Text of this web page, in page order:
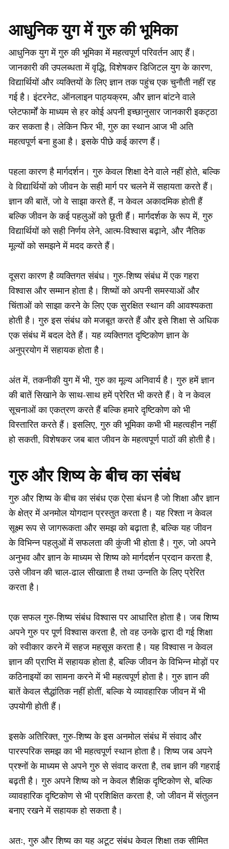
आधुनिक युग में गुरु की भूमिका
आधुनिक युग में गुरु की भूमिका में महत्वपूर्ण परिवर्तन आए हैं।
जानकारी की उपलब्धता में वृद्धि, विशेषकर डिजिटल युग के कारण,
विद्यार्थियों और व्यक्तियों के लिए ज्ञान तक पहुंच एक चुनौती नहीं रह
गई है। इंटरनेट, ऑनलाइन पाठ्यक्रम, और ज्ञान बांटने वाले
प्लेटफार्मों के माध्यम से हर कोई अपनी इच्छानुसार जानकारी इकट्ठा
कर सकता है। लेकिन फिर भी, गुरु का स्थान आज भी अति
महत्वपूर्ण बना हुआ है। इसके पीछे कई कारण हैं।
पहला कारण है मार्गदर्शन। गुरु केवल शिक्षा देने वाले नहीं होते, बल्कि
वे विद्यार्थियों को जीवन के सही मार्ग पर चलने में सहायता करते हैं।
ज्ञान की बातें, जो वे साझा करते हैं, न केवल अकादमिक होती हैं
बल्कि जीवन के कई पहलुओं को छूती हैं। मार्गदर्शक के रूप में, गुरु
विद्यार्थियों को सही निर्णय लेने, आत्म-विश्वास बढ़ाने, और नैतिक
मूल्यों को समझने में मदद करते हैं।
दूसरा कारण है व्यक्तिगत संबंध। गुरु-शिष्य संबंध में एक गहरा
विश्वास और सम्मान होता है। शिष्यों को अपनी समस्याओं और
चिंताओं को साझा करने के लिए एक सुरक्षित स्थान की आवश्यकता
होती है। गुरु इस संबंध को मजबूत करते हैं और इसे शिक्षा से अधिक
एक संबंध में बदल देते हैं। यह व्यक्तिगत दृष्टिकोण ज्ञान के
अनुप्रयोग में सहायक होता है।
अंत में, तकनीकी युग में भी, गुरु का मूल्य अनिवार्य है। गुरु हमें ज्ञान
की बातें सिखाने के साथ-साथ हमें प्रेरित भी करते हैं। वे न केवल
सूचनाओं का एकत्रण करते हैं बल्कि हमारे दृष्टिकोण को भी
विस्तारित करते हैं। इसलिए, गुरु की भूमिका कभी भी महत्वहीन नहीं
हो सकती, विशेषकर जब बात जीवन के महत्वपूर्ण पाठों की होती है।
गुरु और शिष्य के बीच का संबंध
गुरु और शिष्य के बीच का संबंध एक ऐसा बंधन है जो शिक्षा और ज्ञान
के क्षेत्र में अनमोल योगदान प्रस्तुत करता है। यह रिश्ता न केवल
सूक्ष्म रूप से जागरूकता और समझ को बढ़ाता है, बल्कि यह जीवन
के विभिन्न पहलुओं में सफलता की कुंजी भी होता है। गुरु, जो अपने
अनुभव और ज्ञान के माध्यम से शिष्य को मार्गदर्शन प्रदान करता है,
उसे जीवन की चाल-ढाल सीखाता है तथा उन्नति के लिए प्रेरित
करता है।
एक सफल गुरु-शिष्य संबंध विश्वास पर आधारित होता है। जब शिष्य
अपने गुरु पर पूर्ण विश्वास करता है, तो वह उनके द्वारा दी गई शिक्षा
को स्वीकार करने में सहज महसूस करता है। यह विश्वास न केवल
ज्ञान की प्राप्ति में सहायक होता है, बल्कि जीवन के विभिन्न मोड़ों पर
कठिनाइयों का सामना करने में भी महत्वपूर्ण होता है। गुरु ज्ञान की
बातें केवल सैद्धांतिक नहीं होतीं, बल्कि ये व्यावहारिक जीवन में भी
उपयोगी होती हैं।
इसके अतिरिक्त, गुरु-शिष्य के इस अनमोल संबंध में संवाद और
पारस्परिक समझ का भी महत्वपूर्ण स्थान होता है। शिष्य जब अपने
प्रश्नों के माध्यम से अपने गुरु से संवाद करता है, तब ज्ञान की गहराई
बढ़ती है। गुरु अपने शिष्य को न केवल शैक्षिक दृष्टिकोण से, बल्कि
व्यावहारिक दृष्टिकोण से भी प्रशिक्षित करता है, जो जीवन में संतुलन
बनाए रखने में सहायक हो सकता है।
अतः, गुरु और शिष्य का यह अटूट संबंध केवल शिक्षा तक सीमित